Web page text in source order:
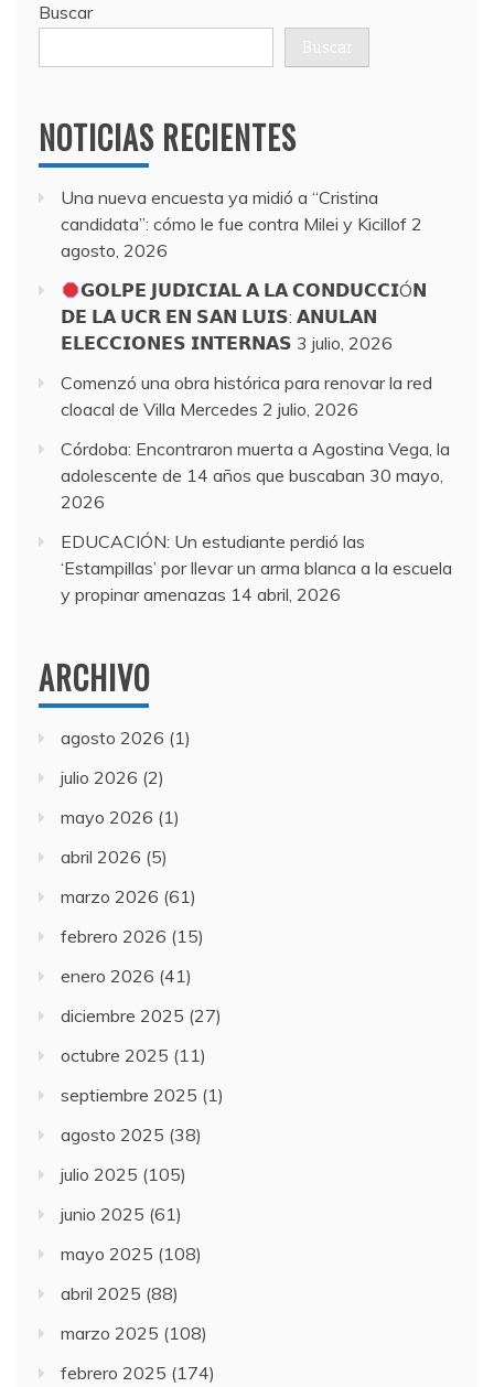
Buscar
Buscar
NOTICIAS RECIENTES
Una nueva encuesta ya midió a “Cristina
candidata”: cómo le fue contra Milei y Kicillof 2
agosto, 2026
𝗚𝗢𝗟𝗣𝗘 𝗝𝗨𝗗𝗜𝗖𝗜𝗔𝗟 𝗔 𝗟𝗔 𝗖𝗢𝗡𝗗𝗨𝗖𝗖𝗜Ó𝗡
𝗗𝗘 𝗟𝗔 𝗨𝗖𝗥 𝗘𝗡 𝗦𝗔𝗡 𝗟𝗨𝗜𝗦: 𝗔𝗡𝗨𝗟𝗔𝗡
𝗘𝗟𝗘𝗖𝗖𝗜𝗢𝗡𝗘𝗦 𝗜𝗡𝗧𝗘𝗥𝗡𝗔𝗦 3 julio, 2026
Comenzó una obra histórica para renovar la red
cloacal de Villa Mercedes 2 julio, 2026
Córdoba: Encontraron muerta a Agostina Vega, la
adolescente de 14 años que buscaban 30 mayo,
2026
EDUCACIÓN: Un estudiante perdió las
‘Estampillas’ por llevar un arma blanca a la escuela
y propinar amenazas 14 abril, 2026
ARCHIVO
agosto 2026 (1)
julio 2026 (2)
mayo 2026 (1)
abril 2026 (5)
marzo 2026 (61)
febrero 2026 (15)
enero 2026 (41)
diciembre 2025 (27)
octubre 2025 (11)
septiembre 2025 (1)
agosto 2025 (38)
julio 2025 (105)
junio 2025 (61)
mayo 2025 (108)
abril 2025 (88)
marzo 2025 (108)
febrero 2025 (174)